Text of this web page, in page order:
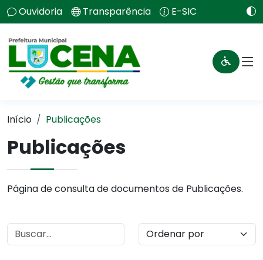
Ouvidoria Transparência E-SIC
Início Publicações
Publicações
Página de consulta de documentos de Publicações.